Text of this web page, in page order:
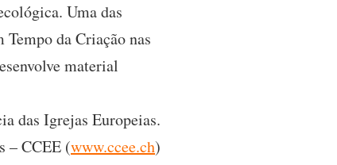
Uma das
da Criação nas
material
das Igrejas Europeias.
– CCEE (www.ccee.ch)